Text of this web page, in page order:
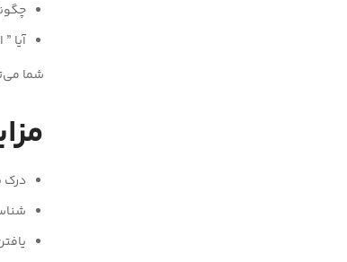
آیا
شما
درک